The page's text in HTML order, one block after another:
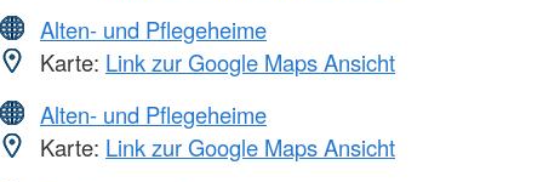
Alten- und Pflegeheime
Karte: Link zur Google Maps Ansicht
Alten- und Pflegeheime
Karte: Link zur Google Maps Ansicht